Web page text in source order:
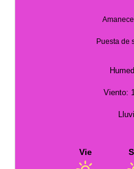
Puesta de
Viento:
Vie